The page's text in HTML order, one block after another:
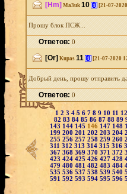
[Hm] Ma3uk 10 [i] [21-07-
Прошу блок ПСЖ...
Ответов:0
[Or] Kupas 11 [i] [21-07-2020
Добрый день, прошу отправить
Ответов:0
1 2 3 45 6 7 8 9 10 11 12
82 83 84 85 86 87 88 89
143 144 145 146 147 148
199 200 201 202 203 204
255 256 257 258 259 260
311 312 313 314 315 316
367 368 369 370 371 372
423 424 425 426 427 428
479 480 481 482 483 484
535 536 537 538 539 540
591 592 593 594 595 596